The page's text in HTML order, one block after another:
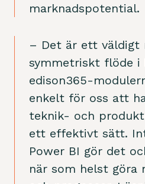
marknadspotential.
– Det är ett väldigt
symmetriskt flöde i
edison365-
enkelt för oss att
teknik- och
ett effektivt sätt.
Power BI gör det
när som helst göra